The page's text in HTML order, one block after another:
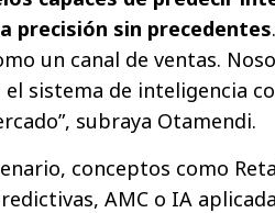
precisión sin precedentes
un canal de ventas.
el sistema de inteligencia
subraya Otamendi.
conceptos como
AMC o IA